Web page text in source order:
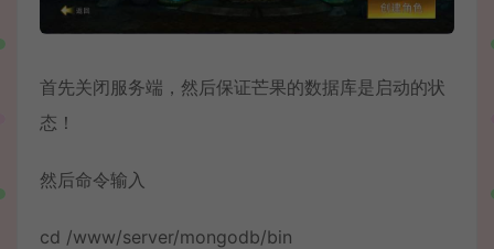
首先关闭服务端，然后保证芒果的数据库是启动的状
态！
然后命令输入
cd /www/server/mongodb/bin